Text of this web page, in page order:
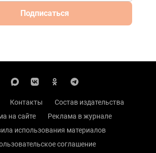
Подписаться
Контакты
Состав издательства
на сайте
Реклама в журнале
использования материалов
соглашение